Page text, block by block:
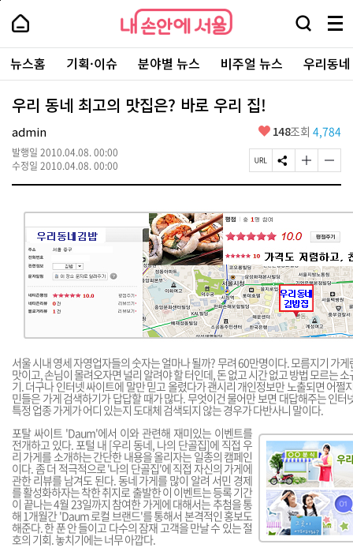
본
로
가
내
손
안
에
서
울
-
서
울
시
대
표
소
내
손
에
울
검
창
열
기
메
뉴
전
체
보
주
요
서
뉴스홈 기획·이슈 분야별 뉴스 비주얼 뉴스 우리동
우리 동네 최고의 맛집은? 바로 우리 집!
admin
발행일 2010.04.08. 00:00
수정일 2010.04.08. 00:00
좋
요
148조회 4,784
페
이
R
L
복
사
S
N
유
하
기
글
자
크
게
변
경
하
기
글
자
작
게
변
경
하
기
서울 시내 영세 자영업자들의 숫자는 얼마나 될까? 무려 60만명이다. 모름지기 가
맛이고, 손님이 몰려오자면 널리 알려야 할 터인데, 돈 없고 시간 없고 방법 모르는
기. 더구나 인터넷 싸이트에 말만 믿고 올렸다가 괜시리 개인정보만 노출되면 어쩔
민들은 가게 검색하기가 답답할 때가 많다. 무엇이건 물어만 보면 대답해주는 인터
특정 업종 가게가 어디 있는지 도대체 검색되지 않는 경우가 다반사니 말이다.
포탈 싸이트 'Daum'에서 이와 관련해 재미있는 이벤트를
전개하고 있다. 포털 내 [우리 동네, 나의 단골집]에 직접 우
리 가게를 소개하는 간단한 내용을 올리자는 일종의 캠페인
이다. 좀 더 적극적으로 '나의 단골집'에 직접 자신의 가게에
관한 리뷰를 남겨도 된다. 동네 가게를 많이 알려 서민 경제
를 활성화하자는 착한 취지로 출발한 이 이벤트는 등록 기간
이 끝나는 4월 23일까지 참여한 가게에 대해서는 추첨을 통
해 1개월간 'Daum 로컬 브랜드'를 통해서 본격적인 홍보도
해준다. 한 푼 안 들이고 다수의 잠재 고객을 만날 수 있는 절
호의 기회. 놓치기에는 너무 아깝다.
페
상
단
로